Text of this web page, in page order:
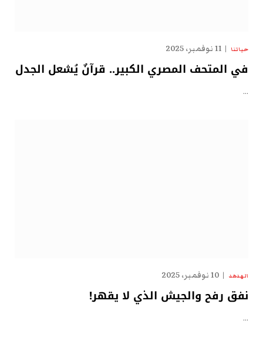
حياتنا 11 نوفمبر، 2025
في المتحف المصري الكبير.. قرآنٌ يُشعل الجدل
…
الهدهد 10 نوفمبر، 2025
نفق رفح والجيش الذي لا يقهر!
…